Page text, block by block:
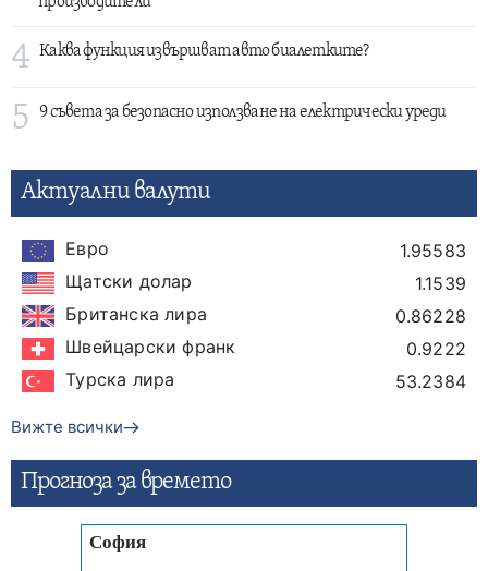
4 Каква функция извършват авто биалетките?
5 9 съвета за безопасно използване на електрически уреди
Актуални валути
Евро
1.95583
Щатски долар
1.1539
Британска лира
0.86228
Швейцарски франк
0.9222
Турска лира
53.2384
Вижте всички
Прогнозa за времето